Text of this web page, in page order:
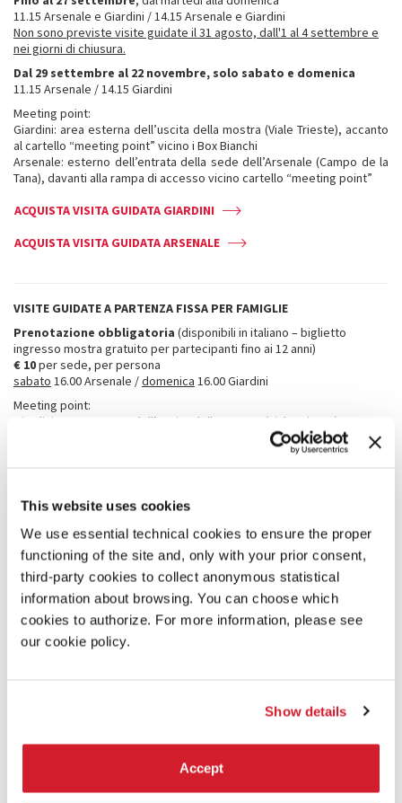
This website uses cookies
We use essential technical cookies to ensure the proper
functioning of the site and, only with your prior consent,
third-party cookies to collect anonymous statistical
information about browsing. You can choose which
cookies to authorize. For more information, please see
our cookie policy.
Show details
Accept
11.15 Arsenale e Giardini / 14.15 Arsenale e Giardini
Non sono previste visite guidate il 31 agosto, dall'1 al 4 settembre e
nei giorni di chiusura.
Dal 29 settembre al 22 novembre, solo sabato e domenica
11.15 Arsenale / 14.15 Giardini
Meeting point:
Giardini: area esterna dell’uscita della mostra (Viale Trieste), accanto
al cartello “meeting point” vicino i Box Bianchi
Arsenale: esterno dell’entrata della sede dell’Arsenale (Campo de la
Tana), davanti alla rampa di accesso vicino cartello “meeting point”
ACQUISTA VISITA GUIDATA GIARDINI
ACQUISTA VISITA GUIDATA ARSENALE
VISITE GUIDATE A PARTENZA FISSA PER FAMIGLIE
Prenotazione obbligatoria (disponibili in italiano – biglietto
ingresso mostra gratuito per partecipanti fino ai 12 anni)
€ 10per sede, per persona
sabato 16.00 Arsenale /domenica 16.00 Giardini
Meeting point:
Giardini: area esterna dell’uscita della mostra (Viale Trieste), accanto
Arsenale: esterno dell’entrata della sede dell’Arsenale (Campo de la
ACQUISTA VISITA GUIDATA PER FAMIGLIE - GIARDINI
ACQUISTA VISITA GUIDATA PER FAMIGLIE - ARSENALE
PER I VISITATORI
In caso di comportamenti inadeguati verso opere o persone, il
personale addetto alla sicurezza ha la facoltà di chiedere ai visitatori
intraprendere in tutte le sedi iniziative e provvedimenti tra cui la
Ai gruppi con guida viene chiesto di limitare il numero di partecipanti a
venticinque. In caso di affollamento o altre condizioni particolari a
insindacabile giudizio della Direzione, potrà essere richiesto a gruppi
numerosi di suddividersi durante il percorso di visita.